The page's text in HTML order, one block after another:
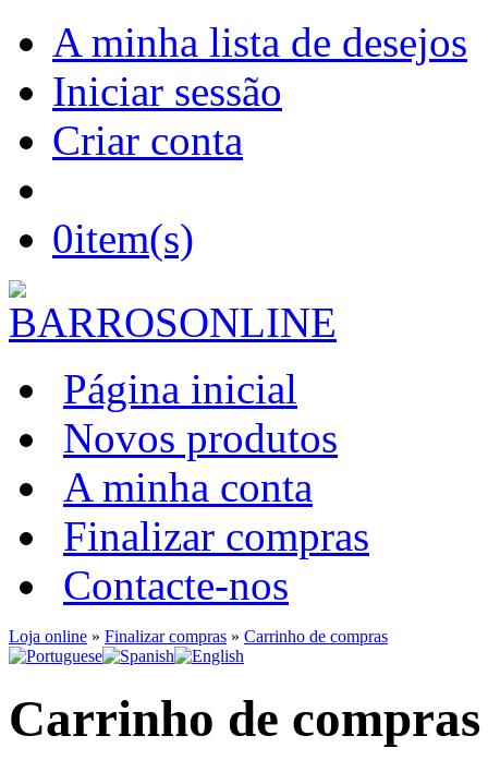
A minha lista de desejos
Iniciar sessão
Criar conta
0item(s)
Página inicial
Novos produtos
A minha conta
Finalizar compras
Contacte-nos
Loja online » Finalizar compras » Carrinho de compras
Carrinho de compras